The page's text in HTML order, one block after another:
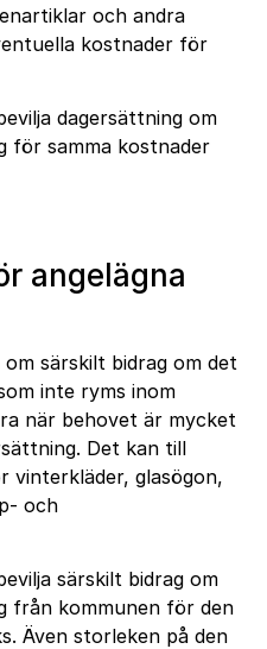
och andra
kostnader för
dagersättning om
för samma kostnader
angelägna
särskilt bidrag om det
inte ryms inom
när behovet är mycket
Det kan till
vinterkläder, glasögon,
och
särskilt bidrag om
från kommunen för den
Även storleken på den